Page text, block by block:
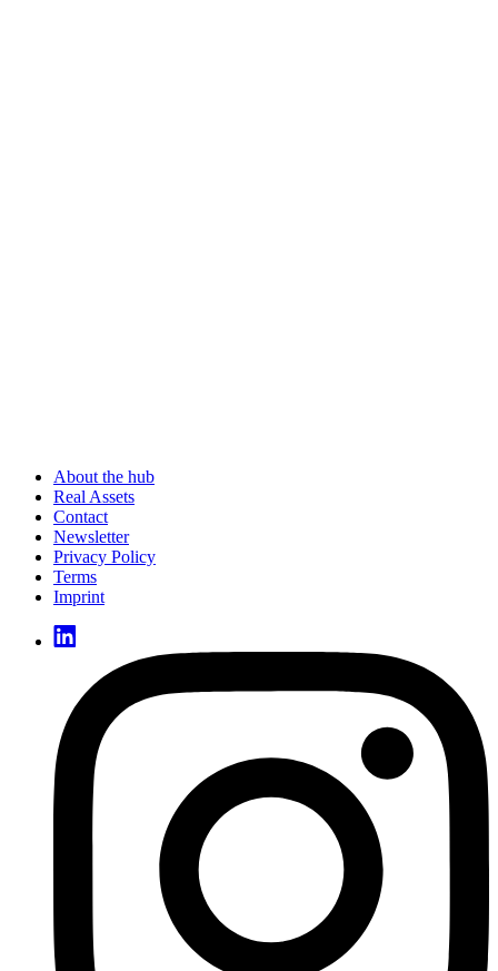
About the hub
Real Assets
Contact
Newsletter
Privacy Policy
Terms
Imprint